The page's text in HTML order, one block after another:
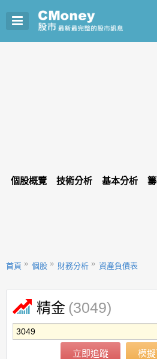
個股概覽 技術分析 基本分析
首頁 個股 財務分析 資產負債表
精金 (3049)
立即追蹤 模